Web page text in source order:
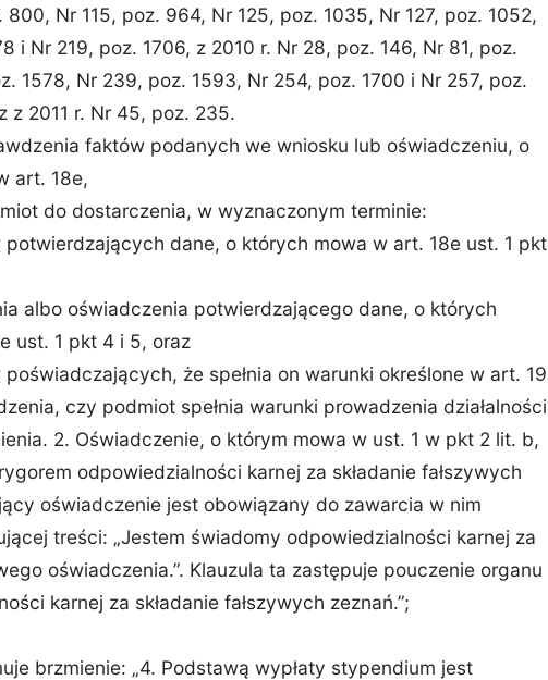
800, Nr 115, poz. 964, Nr 125, poz. 1035, Nr 127, poz. 1052,
i Nr 219, poz. 1706, z 2010 r. Nr 28, poz. 146, Nr 81, poz.
1578, Nr 239, poz. 1593, Nr 254, poz. 1700 i Nr 257, poz.
z 2011 r. Nr 45, poz. 235.
faktów podanych we wniosku lub oświadczeniu, o
art. 18e,
do dostarczenia, w wyznaczonym terminie:
potwierdzających dane, o których mowa w art. 18e ust. 1 pkt
albo oświadczenia potwierdzającego dane, o których
ust. 1 pkt 4 i 5, oraz
że spełnia on warunki określone w art. 19
czy podmiot spełnia warunki prowadzenia działalności
2. Oświadczenie, o którym mowa w ust. 1 w pkt 2 lit. b,
odpowiedzialności karnej za składanie fałszywych
oświadczenie jest obowiązany do zawarcia w nim
treści: „Jestem świadomy odpowiedzialności karnej za
oświadczenia.”. Klauzula ta zastępuje pouczenie organu
karnej za składanie fałszywych zeznań.”;
brzmienie: „4. Podstawą wypłaty stypendium jest